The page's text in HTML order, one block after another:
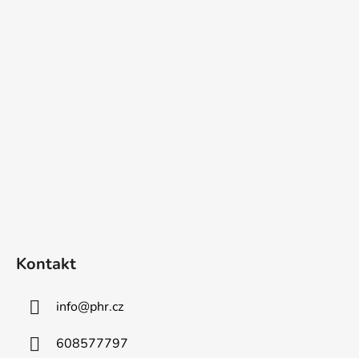
Kontakt
info@phr.cz
608577797